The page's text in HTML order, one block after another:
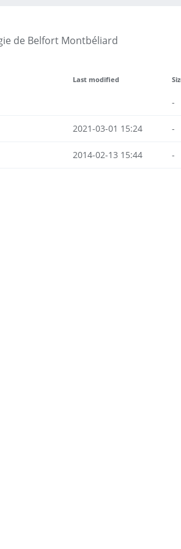
de Belfort Montbéliard
Last modified
-
2021-03-01 15:24 -
2014-02-13 15:44 -